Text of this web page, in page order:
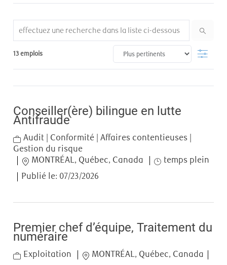
Search from below list
13emplois Filter
Conseiller(ère) bilingue en lutte
Antifraude
Category
Audit | Conformité | Affaires contentieuses |
Gestion du risque
Location
MONTRÉAL, Québec, Canada Job Type
temps plein
Publié le: 07/23/2026
Premier chef d’équipe, Traitement du
numéraire
Category
Exploitation Location
MONTRÉAL, Québec, Canada